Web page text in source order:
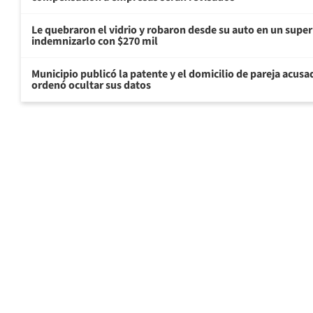
Le quebraron el vidrio y robaron desde su auto en un
indemnizarlo con $270 mil
Municipio publicó la patente y el domicilio de pareja
ordenó ocultar sus datos